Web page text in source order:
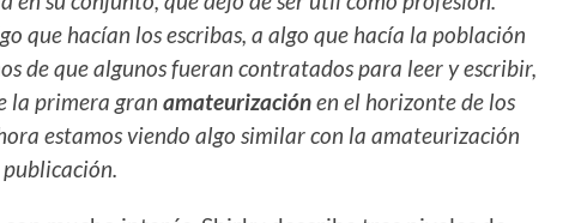
que hacían los escribas, a algo que hacía la población
de que algunos fueran contratados para leer y escribir,
la primera gran amateurizaciónen el horizonte de los
estamos viendo algo similar con la amateurización